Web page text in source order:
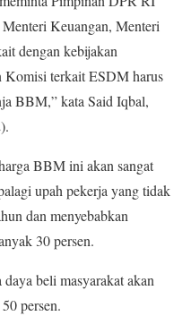
Keuangan, Menteri
dengan kebijakan
Komisi terkait ESDM harus
BBM,” kata Said Iqbal,
BBM ini akan sangat
upah pekerja yang tidak
dan menyebabkan
30 persen.
beli masyarakat akan
persen.